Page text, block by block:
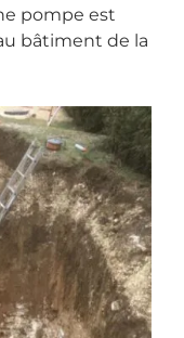
pompe est
bâtiment de la